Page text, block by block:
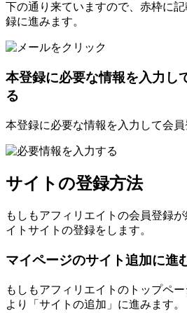
下の通り来ていますので、赤枠に
録に進みます。
本登録に必要な情報を入力し
る
本登録に必要な情報を入力して会員
サイトの登録方法
もしもアフィリエイトの会員登録
イトサイトの登録をします。
マイページのサイト追加に進
もしもアフィリエイトのトップペー
より「サイトの追加」に進みます。